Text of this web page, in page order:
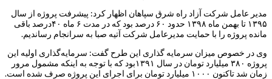
مدیر عامل شرکت آزاد راه شرق سپاهان اظهار کرد: پیشرفت پروژه از سال
۱۳۹۵ تا بهمن ماه ۱۳۹۸ حدود ۶۰ درصد بود که در مدت ۶ ماه ۴۰درصد باقی
مانده پروژه را با حمایت مدیرعامل شرکت آتیه صبا به سرانجام رساندیم.
وی در خصوص میزان سرمایه گذاری این طرح گفت: سرمایه‌گذاری اولیه این
پروژه ۳۸۰ میلیارد تومان در سال ۱۳۹۱بود که با توجه به اینکه مشمول مرور
زمان شد تاکنون ۱۰۰۰ میلیارد تومان برای اجرای این پروژه صرف شده است.